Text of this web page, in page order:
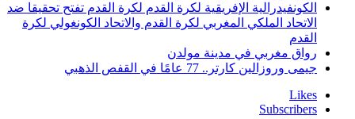
الكونفيدرالية الإفريقية لكرة القدم لكرة القدم تفتح تحقيقا ضد
الاتحاد الملكي المغربي لكرة القدم والاتحاد الكونغولي لكرة
القدم
رواق مغربي في مدينة مولدن
جيمى وروزالين كارتر.. 77 عامًا في القفص الذهبي
Likes
Subscribers